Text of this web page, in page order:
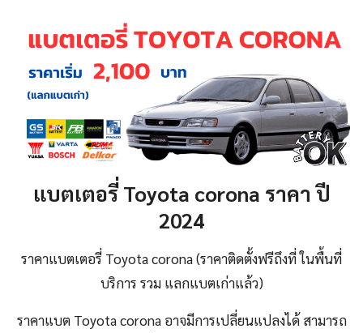
แบตเตอรี่ Toyota corona ราคา ปี
2024
ราคาแบตเตอรี่ Toyota corona (ราคาติดตั้งฟรีถึงที่ ในพื้นที่
บริการ รวม แลกแบตเก่าแล้ว)
ราคาแบต Toyota corona อาจมีการเปลี่ยนแปลงได้ สามารถ